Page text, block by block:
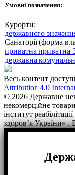
Умовні позначення:
Курорти:
державного
Санаторії (форма
приватна приватна
державна
Весь контент
Attribution 4.0
© 2026 Державне
некомерційне
інститут
здоров’я України» .